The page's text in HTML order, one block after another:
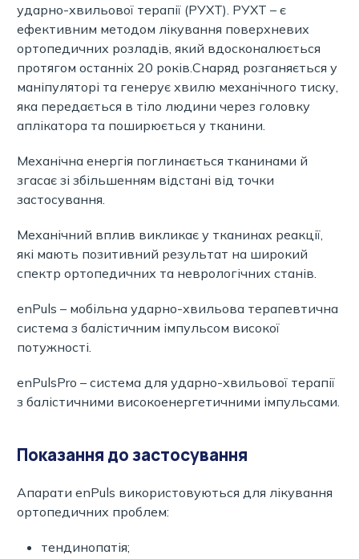
ударно-хвильової терапії (РУХТ). РУХТ – є
ефективним методом лікування поверхневих
ортопедичних розладів, який вдосконалюється
протягом останніх 20 років.Снаряд розганяється у
маніпуляторі та генерує хвилю механічного тиску,
яка передається в тіло людини через головку
аплікатора та поширюється у тканини.
Механічна енергія поглинається тканинами й
згасає зі збільшенням відстані від точки
застосування.
Механічний вплив викликає у тканинах реакції,
які мають позитивний результат на широкий
спектр ортопедичних та неврологічних станів.
enPuls – мобільна ударно-хвильова терапевтична
система з балістичним імпульсом високої
потужності.
enPulsPro – система для ударно-хвильової терапії
з балістичними високоенергетичними імпульсами.
Показання до застосування
Апарати enPuls використовуються для лікування
ортопедичних проблем:
тендинопатія;